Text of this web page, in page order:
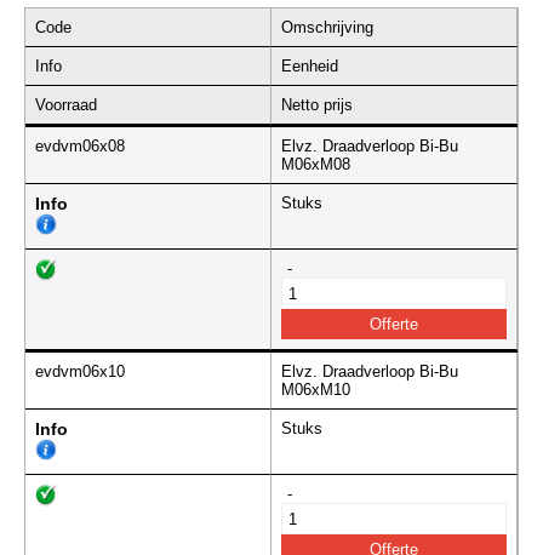
Code Omschrijving
Info Eenheid
Voorraad Netto prijs
evdvm06x08
Elvz. Draadverloop Bi-Bu
M06xM08
Info Stuks
-
evdvm06x10
Elvz. Draadverloop Bi-Bu
M06xM10
Info Stuks
-